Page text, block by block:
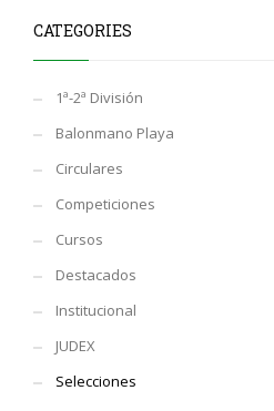
CATEGORIES
1ª-2ª División
Balonmano Playa
Circulares
Competiciones
Cursos
Destacados
Institucional
JUDEX
Selecciones